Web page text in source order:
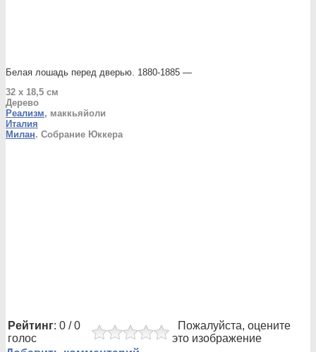
Белая лошадь перед дверью. 1880-1885 —
32 x 18,5 см
Дерево
Реализм, маккьяйоли
Италия
Милан. Собрание Юккера
Рейтинг: 0 / 0
голос
Пожалуйста, оцените
это изображение